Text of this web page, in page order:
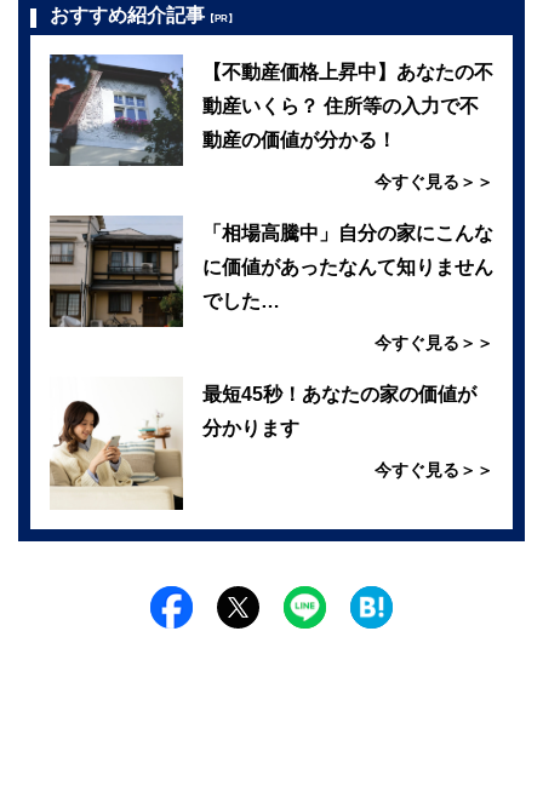
おすすめ紹介記事 【PR】
【不動産価格上昇中】あなたの不
動産いくら？ 住所等の入力で不
動産の価値が分かる！
今すぐ見る＞＞
「相場高騰中」自分の家にこんな
に価値があったなんて知りません
でした…
今すぐ見る＞＞
最短45秒！あなたの家の価値が
分かります
今すぐ見る＞＞